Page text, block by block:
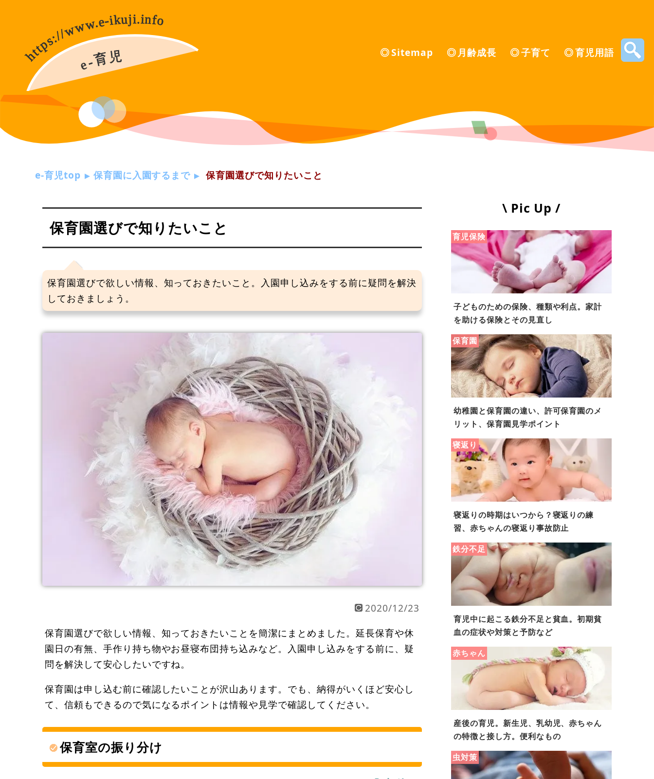
Sitemap 月齢成長 子育て 育児用語
e-育児top 保育園に入園するまで 保育園選びで知りたいこと
保育園選びで知りたいこと
保育園選びで欲しい情報、知っておきたいこと。入園申し込みをする前に疑問を解決
しておきましょう。
2020/12/23
保育園選びで欲しい情報、知っておきたいことを簡潔にまとめました。延長保育や休
園日の有無、手作り持ち物やお昼寝布団持ち込みなど。入園申し込みをする前に、疑
問を解決して安心したいですね。
保育園は申し込む前に確認したいことが沢山あります。でも、納得がいくほど安心し
て、信頼もできるので気になるポイントは情報や見学で確認してください。
保育室の振り分け
\ Pic Up /
育児保険
子どものための保険、種類や利点。家計
を助ける保険とその見直し
保育園
幼稚園と保育園の違い、許可保育園のメ
リット、保育園見学ポイント
寝返り
寝返りの時期はいつから？寝返りの練
習、赤ちゃんの寝返り事故防止
鉄分不足
育児中に起こる鉄分不足と貧血。初期貧
血の症状や対策と予防など
赤ちゃん
産後の育児。新生児、乳幼児、赤ちゃん
の特徴と接し方。便利なもの
虫対策